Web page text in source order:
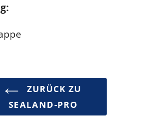
ZURÜCK ZU
SEALAND-PRO